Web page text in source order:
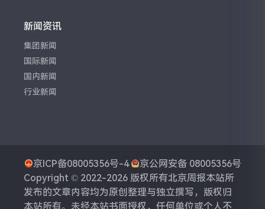
新闻资讯
集团新闻
国际新闻
国内新闻
行业新闻
京ICP备08005356号-4
京公网安备 08005356号
Copyright © 2022-2026 版权所有北京周报本站所
发布的文章内容均为原创整理与独立撰写，版权归
本站所有。未经本站书面授权，任何单位或个人不